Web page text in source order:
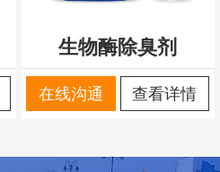
生物酶除臭剂
在线沟通 查看详情